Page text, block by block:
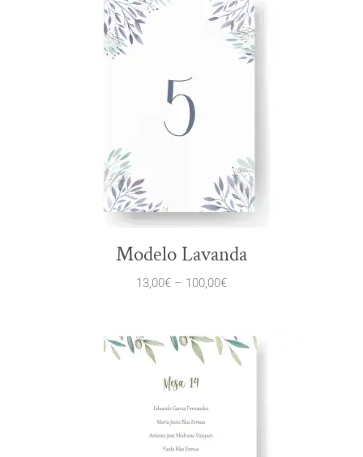
Modelo Lavanda
13,00€ – 100,00€